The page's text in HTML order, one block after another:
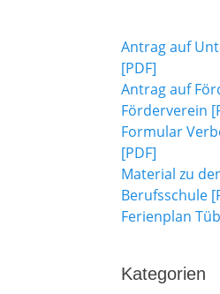
Antrag auf
[PDF]
Antrag auf
Förderverein
Formular
[PDF]
Material zu
Berufsschule
Ferienplan
Kategorien